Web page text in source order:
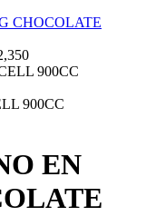
900CC
EN